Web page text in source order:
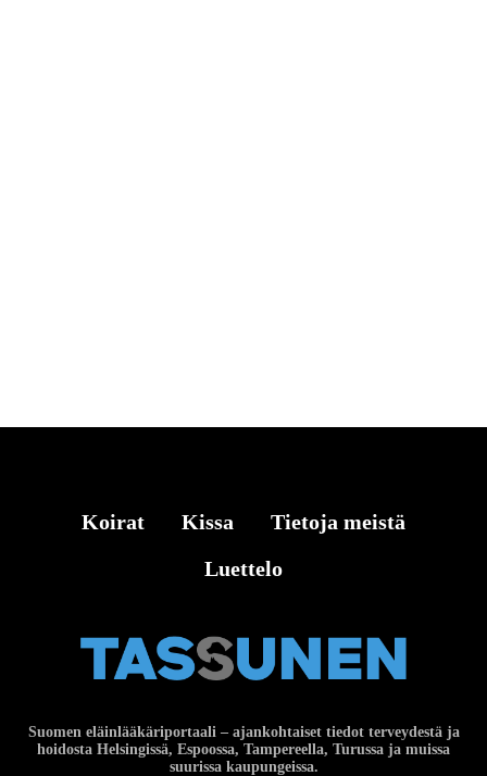
Koirat Kissa
Tietoja meistä
Luettelo
Suomen eläinlääkäriportaali – ajankohtaiset tiedot terveydestä ja
hoidosta Helsingissä, Espoossa, Tampereella, Turussa ja muissa
suurissa kaupungeissa.